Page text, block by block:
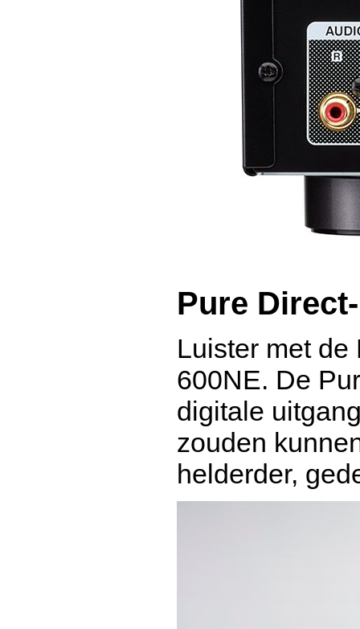
Pure
Luister met
600NE. De
digitale
zouden
helderder,